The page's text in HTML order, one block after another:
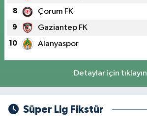
8 Çorum FK
9 Gaziantep FK
10 Alanyaspor
Detaylar için tıklayın
Süper Lig Fikstür